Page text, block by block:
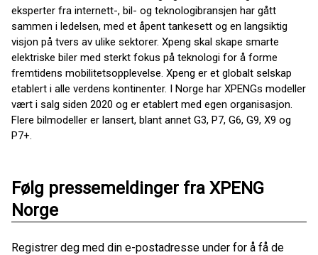
eksperter fra internett-, bil- og teknologibransjen har gått
sammen i ledelsen, med et åpent tankesett og en langsiktig
visjon på tvers av ulike sektorer. Xpeng skal skape smarte
elektriske biler med sterkt fokus på teknologi for å forme
fremtidens mobilitetsopplevelse. Xpeng er et globalt selskap
etablert i alle verdens kontinenter. I Norge har XPENGs modeller
vært i salg siden 2020 og er etablert med egen organisasjon.
Flere bilmodeller er lansert, blant annet G3, P7, G6, G9, X9 og
P7+.
Følg pressemeldinger fra XPENG
Norge
Registrer deg med din e-postadresse under for å få de